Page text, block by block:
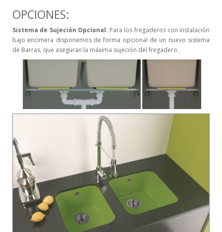
OPCIONES:
Sistema de Sujeción Opcional: Para los fregaderos con instalación
bajo encimera disponemos de forma opcional de un nuevo sistema
de Barras, que aseguran la máxima sujeción del fregadero.